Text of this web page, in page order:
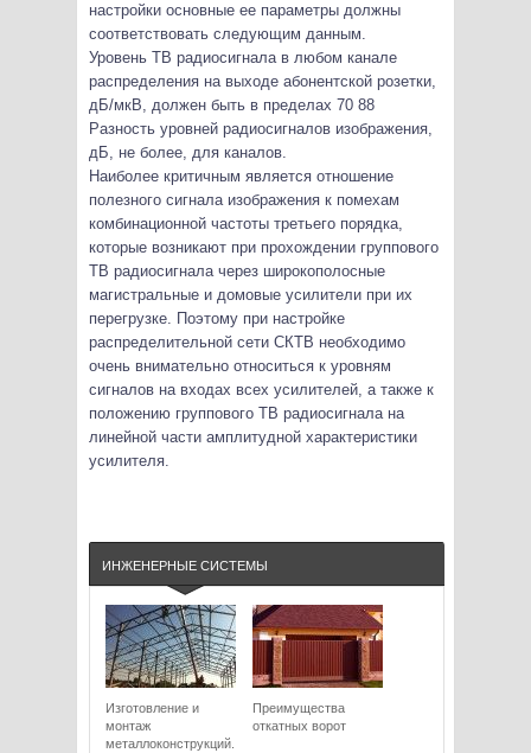
настройки основные ее параметры должны
соответствовать следующим данным.
Уровень ТВ радиосигнала в любом канале
распределения на выходе абонентской розетки,
дБ/мкВ, должен быть в пределах 70 88
Разность уровней радиосигналов изображения,
дБ, не более, для каналов.
Наиболее критичным является отношение
полезного сигнала изображения к помехам
комбинационной частоты третьего порядка,
которые возникают при прохождении группового
ТВ радиосигнала через широкополосные
магистральные и домовые усилители при их
перегрузке. Поэтому при настройке
распределительной сети СКТВ необходимо
очень внимательно относиться к уровням
сигналов на входах всех усилителей, а также к
положению группового ТВ радиосигнала на
линейной части амплитудной характеристики
усилителя.
ИНЖЕНЕРНЫЕ СИСТЕМЫ
Изготовление и
монтаж
металлоконструкций.
Преимущества
откатных ворот